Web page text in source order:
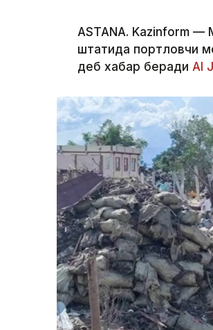
ASTANA. Kazinform —
штатида портловчи
деб хабар беради Al